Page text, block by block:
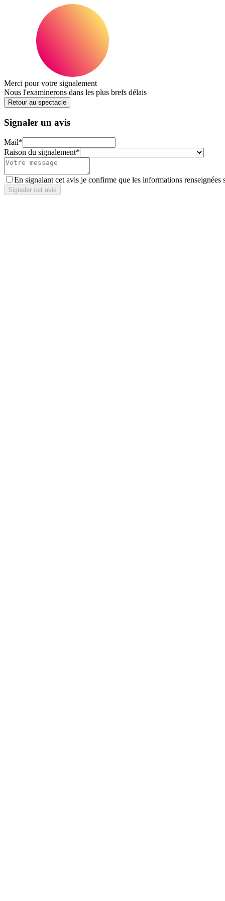
Merci pour votre signalement
Nous l'examinerons dans les plus brefs délais
Retour au spectacle
Signaler un avis
Mail*
Raison du signalement*
En signalant cet avis je confirme que les informations renseignées
Signaler cet avis